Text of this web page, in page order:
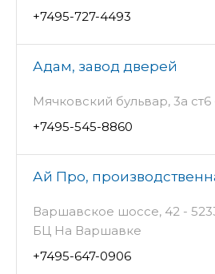
+7495-727-4493
Адам, завод дверей
Мячковский бульвар, 3а
+7495-545-8860
Ай Про,
Варшавское шоссе, 42 -
БЦ На Варшавке
+7495-647-0906